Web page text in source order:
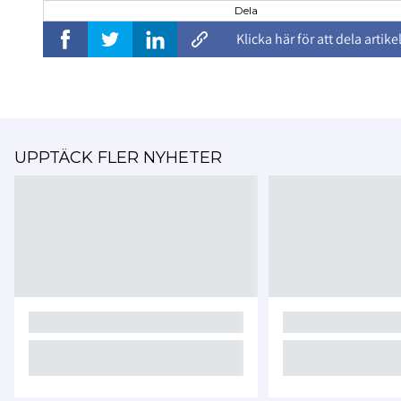
Dela
Klicka här för att dela
UPPTÄCK FLER NYHETER